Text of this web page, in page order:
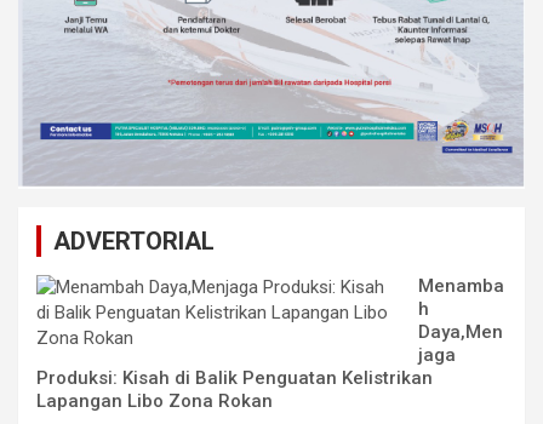
ADVERTORIAL
Menamba
h
Daya,Men
jaga
Produksi: Kisah di Balik Penguatan Kelistrikan
Lapangan Libo Zona Rokan